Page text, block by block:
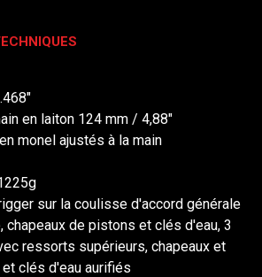
en laiton 124 mm / 4,88"
monel ajustés à la main
sur la coulisse d'accord générale
de pistons et clés d'eau, 3
ressorts supérieurs, chapeaux et
clés d'eau aurifiés